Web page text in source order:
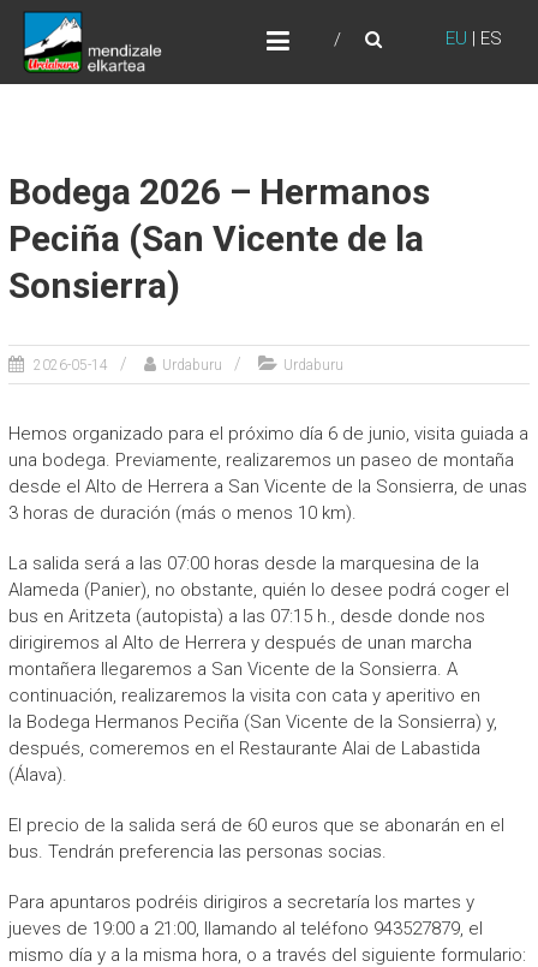
Skip
content
EU | ES
URDABURU
Grupo de Montaña
Bodega 2026 – Hermanos
Peciña (San Vicente de la
Sonsierra)
2026-05-14 Urdaburu Urdaburu
Hemos organizado para el próximo día 6 de junio, visita guiada a
una bodega. Previamente, realizaremos un paseo de montaña
desde el Alto de Herrera a San Vicente de la Sonsierra, de unas
3 horas de duración (más o menos 10 km).
La salida será a las 07:00 horas desde la marquesina de la
Alameda (Panier), no obstante, quién lo desee podrá coger el
bus en Aritzeta (autopista) a las 07:15 h., desde donde nos
dirigiremos al Alto de Herrera y después de unan marcha
montañera llegaremos a San Vicente de la Sonsierra. A
continuación, realizaremos la visita con cata y aperitivo en
la Bodega Hermanos Peciña (San Vicente de la Sonsierra) y,
después, comeremos en el Restaurante Alai de Labastida
(Álava).
El precio de la salida será de 60 euros que se abonarán en el
bus. Tendrán preferencia las personas socias.
Para apuntaros podréis dirigiros a secretaría los martes y
jueves de 19:00 a 21:00, llamando al teléfono 943527879, el
mismo día y a la misma hora, o a través del siguiente formulario: